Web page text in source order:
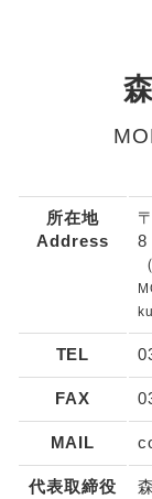
所在地
Address
8
（
TEL
FAX
MAIL
代表取締役